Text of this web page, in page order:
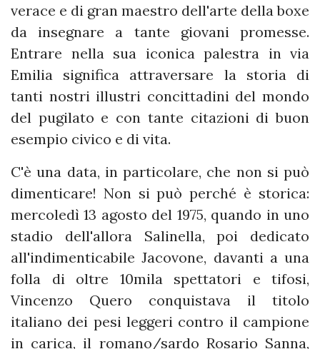
verace e di gran maestro dell'arte della boxe
da insegnare a tante giovani promesse.
Entrare nella sua iconica palestra in via
Emilia significa attraversare la storia di
tanti nostri illustri concittadini del mondo
del pugilato e con tante citazioni di buon
esempio civico e di vita.
C'è una data, in particolare, che non si può
dimenticare! Non si può perché è storica:
mercoledì 13 agosto del 1975, quando in uno
stadio dell'allora Salinella, poi dedicato
all'indimenticabile Jacovone, davanti a una
folla di oltre 10mila spettatori e tifosi,
Vincenzo Quero conquistava il titolo
italiano dei pesi leggeri contro il campione
in carica, il romano/sardo Rosario Sanna,